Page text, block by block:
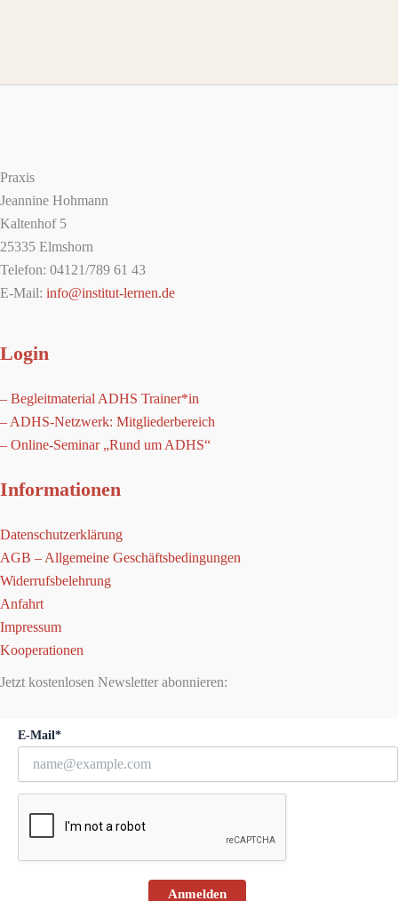
Praxis
Jeannine Hohmann
Kaltenhof 5
25335 Elmshorn
Telefon: 04121/789 61 43
E-Mail: info@institut-lernen.de
Login
– Begleitmaterial ADHS Trainer*in
– ADHS-Netzwerk: Mitgliederbereich
– Online-Seminar „Rund um ADHS“
Informationen
Datenschutzerklärung
AGB – Allgemeine Geschäftsbedingungen
Widerrufsbelehrung
Anfahrt
Impressum
Kooperationen
Jetzt kostenlosen Newsletter abonnieren:
E-Mail*
Anmelden